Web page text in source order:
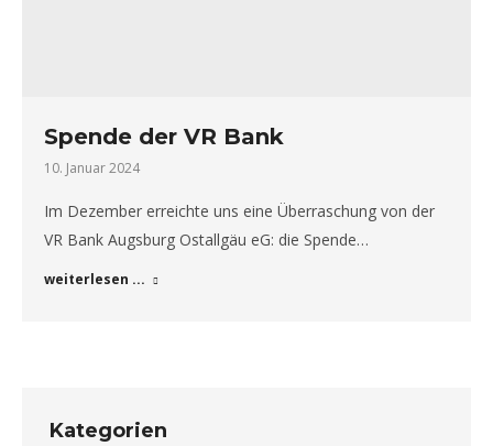
Spende der VR Bank
10. Januar 2024
Im Dezember erreichte uns eine Überraschung von der
VR Bank Augsburg Ostallgäu eG: die Spende…
weiterlesen ...
Kategorien